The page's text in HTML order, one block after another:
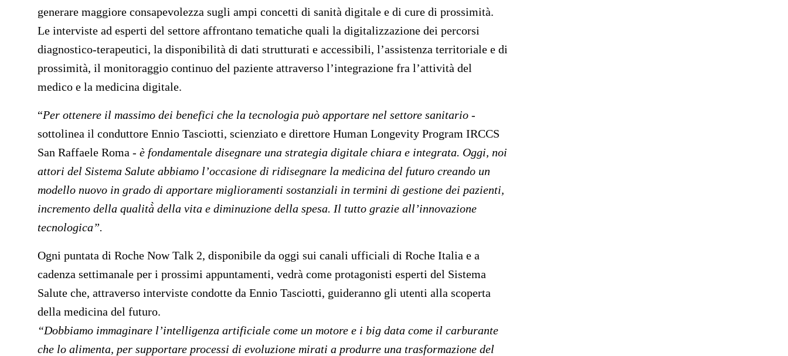
generare maggiore consapevolezza sugli ampi concetti di sanità digitale e di cure di prossimità.
Le interviste ad esperti del settore affrontano tematiche quali la digitalizzazione dei percorsi
diagnostico-terapeutici, la disponibilità di dati strutturati e accessibili, l’assistenza territoriale e di
prossimità, il monitoraggio continuo del paziente attraverso l’integrazione fra l’attività del
medico e la medicina digitale.
“Per ottenere il massimo dei benefici che la tecnologia può apportare nel settore sanitario -
sottolinea il conduttore Ennio Tasciotti, scienziato e direttore Human Longevity Program IRCCS
San Raffaele Roma - è fondamentale disegnare una strategia digitale chiara e integrata. Oggi, noi
attori del Sistema Salute abbiamo l’occasione di ridisegnare la medicina del futuro creando un
modello nuovo in grado di apportare miglioramenti sostanziali in termini di gestione dei pazienti,
incremento della qualità̀ della vita e diminuzione della spesa. Il tutto grazie all’innovazione
tecnologica”.
Ogni puntata di Roche Now Talk 2, disponibile da oggi sui canali ufficiali di Roche Italia e a
cadenza settimanale per i prossimi appuntamenti, vedrà come protagonisti esperti del Sistema
Salute che, attraverso interviste condotte da Ennio Tasciotti, guideranno gli utenti alla scoperta
della medicina del futuro.
“Dobbiamo immaginare l’intelligenza artificiale come un motore e i big data come il carburante
che lo alimenta, per supportare processi di evoluzione mirati a produrre una trasformazione del